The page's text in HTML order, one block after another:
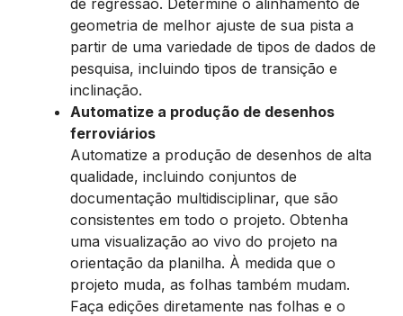
de regressão. Determine o alinhamento de
geometria de melhor ajuste de sua pista a
partir de uma variedade de tipos de dados de
pesquisa, incluindo tipos de transição e
inclinação.
Automatize a produção de desenhos
ferroviários
Automatize a produção de desenhos de alta
qualidade, incluindo conjuntos de
documentação multidisciplinar, que são
consistentes em todo o projeto. Obtenha
uma visualização ao vivo do projeto na
orientação da planilha. À medida que o
projeto muda, as folhas também mudam.
Faça edições diretamente nas folhas e o